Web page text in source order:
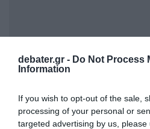
debater.gr - Do Not Process
Information
If you wish to opt-out of the sale,
processing of your personal or
targeted advertising by us,